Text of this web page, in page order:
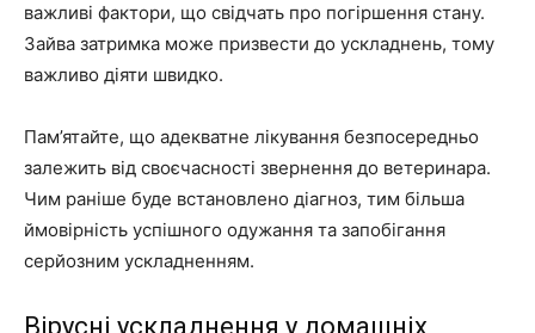
важливі фактори, що свідчать про погіршення стану.
Зайва затримка може призвести до ускладнень, тому
важливо діяти швидко.
Пам’ятайте, що адекватне лікування безпосередньо
залежить від своєчасності звернення до ветеринара.
Чим раніше буде встановлено діагноз, тим більша
ймовірність успішного одужання та запобігання
серйозним ускладненням.
Вірусні ускладнення у домашніх